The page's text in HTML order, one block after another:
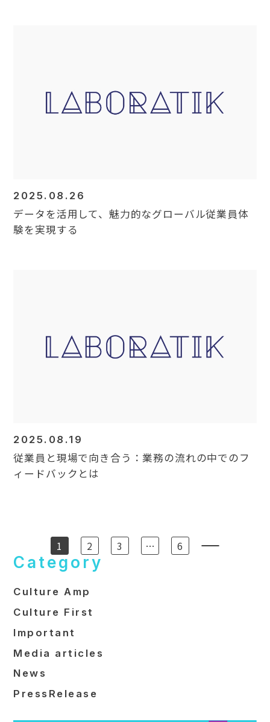
2025.08.26
データを活用して、魅力的なグローバル従業員体
験を実現する
2025.08.19
従業員と現場で向き合う：業務の流れの中でのフ
ィードバックとは
1 2 3 … 6
Category
Culture Amp
Culture First
Important
Media articles
News
PressRelease